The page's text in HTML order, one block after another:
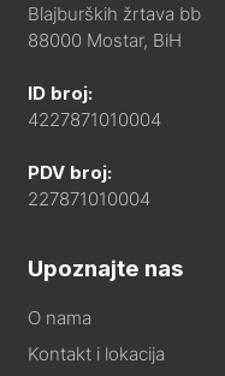
Blajburških žrtava bb
88000 Mostar, BiH
ID broj:
4227871010004
PDV broj:
227871010004
Upoznajte nas
O nama
Kontakt i lokacija